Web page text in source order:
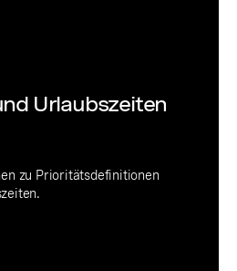
Urlaubszeiten
zu Prioritätsdefinitionen